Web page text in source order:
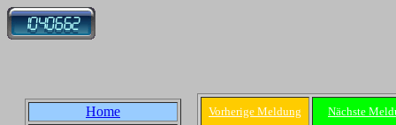
Home
Vorherige Meldung Nächste